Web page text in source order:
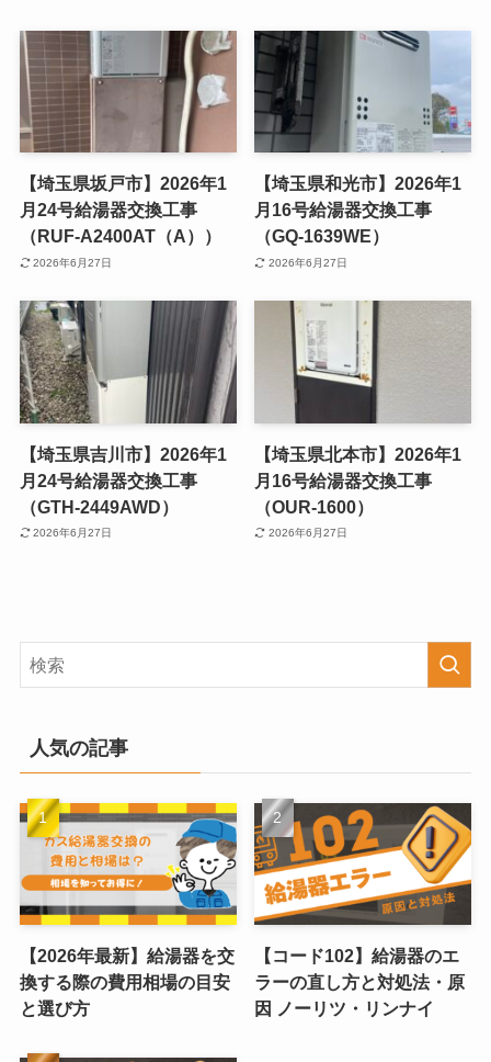
【埼玉県坂戸市】2026年1
月24号給湯器交換工事
（RUF-A2400AT（A））
2026年6月27日
【埼玉県和光市】2026年1
月16号給湯器交換工事
（GQ-1639WE）
2026年6月27日
【埼玉県吉川市】2026年1
月24号給湯器交換工事
（GTH-2449AWD）
2026年6月27日
【埼玉県北本市】2026年1
月16号給湯器交換工事
（OUR-1600）
2026年6月27日
人気の記事
【2026年最新】給湯器を交
換する際の費用相場の目安
と選び方
【コード102】給湯器のエ
ラーの直し方と対処法・原
因 ノーリツ・リンナイ